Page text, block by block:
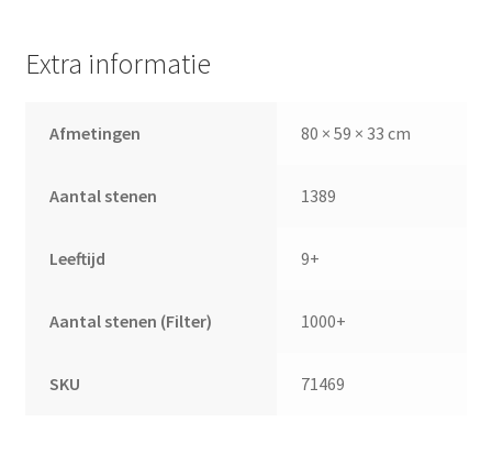
Extra informatie
Afmetingen 80 × 59 × 33 cm
Aantal stenen 1389
Leeftijd 9+
Aantal stenen (Filter) 1000+
SKU 71469